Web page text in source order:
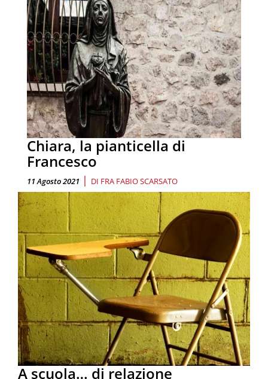
Chiara, la pianticella di
Francesco
11 Agosto 2021 | DI FRA FABIO SCARSATO
A scuola… di relazione